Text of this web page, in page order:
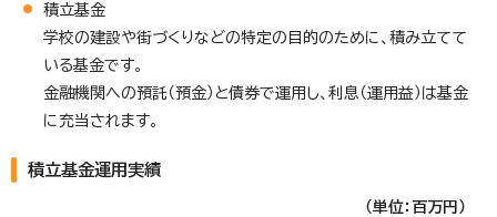
積立基金
学校の建設や街づくりなどの特定の目的のために、積み立てて
いる基金です。
金融機関への預託（預金）と債券で運用し、利息（運用益）は基金
に充当されます。
積立基金運用実績
（単位：百万円）